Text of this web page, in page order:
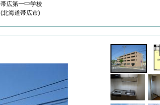
帯広第一中学校
(北海道帯広市)